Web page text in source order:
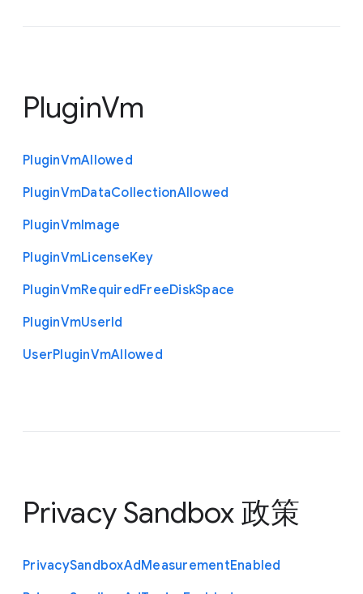
PluginVm
PluginVmAllowed
PluginVmDataCollectionAllowed
PluginVmImage
PluginVmLicenseKey
PluginVmRequiredFreeDiskSpace
PluginVmUserId
UserPluginVmAllowed
Privacy Sandbox 政策
PrivacySandboxAdMeasurementEnabled